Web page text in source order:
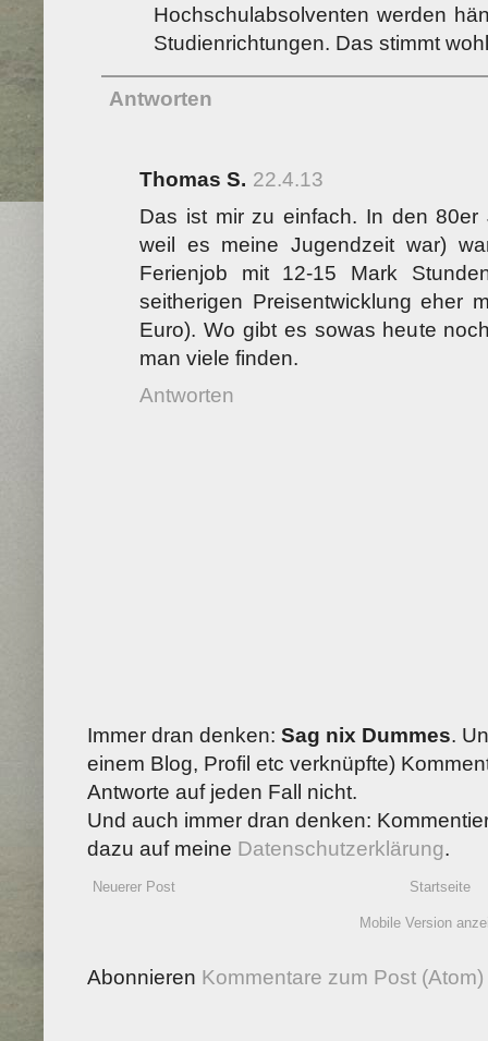
Hochschulabsolventen werden
Studienrichtungen. Das stimmt
Antworten
Thomas S. 22.4.13
Das ist mir zu einfach. In den
weil es meine Jugendzeit war)
Ferienjob mit 12-15 Mark
seitherigen Preisentwicklung eher
Euro). Wo gibt es sowas heute
man viele finden.
Antworten
Immer dran denken: Sag nix Dummes.
einem Blog, Profil etc verknüpfte)
Antworte auf jeden Fall nicht.
Und auch immer dran denken:
dazu auf meine Datenschutzerklärung.
Neuerer Post Startseite
Mobile Version
Abonnieren Kommentare zum Post (Atom)